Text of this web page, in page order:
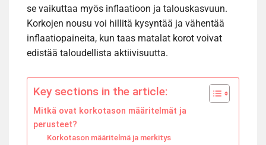
se vaikuttaa myös inflaatioon ja talouskasvuun.
Korkojen nousu voi hillitä kysyntää ja vähentää
inflaatiopaineita, kun taas matalat korot voivat
edistää taloudellista aktiivisuutta.
Key sections in the article:
Mitkä ovat korkotason määritelmät ja
perusteet?
Korkotason määritelmä ja merkitys